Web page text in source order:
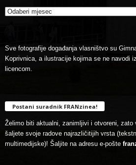
Sve fotografije događanja vlasništvo su
Koprivnica, a ilustracije kojima se ne navodi
licencom.
Postani suradnik FRANzinea!
Želimo biti aktualni, zanimljivi i otvoreni, zato
šaljete svoje radove najrazličitijih vrsta
multimedijske)! Šaljite na adresu e-pošte